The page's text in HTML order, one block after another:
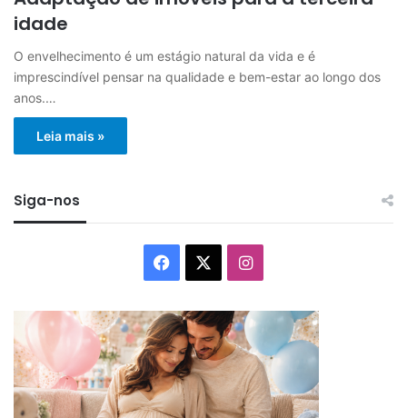
idade
O envelhecimento é um estágio natural da vida e é
imprescindível pensar na qualidade e bem-estar ao longo dos
anos.…
Leia mais »
Siga-nos
Facebook Instagram